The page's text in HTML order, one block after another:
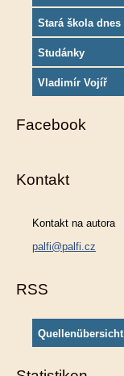
Stará škola dnes
Studánky
Vladimír Vojíř
Facebook
Kontakt
Kontakt na autora
palfi@palfi.cz
RSS
Quellenübersicht